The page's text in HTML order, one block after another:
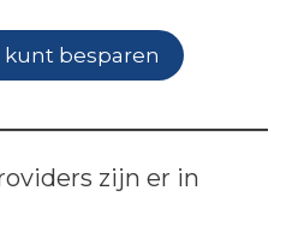
kunt besparen
zijn er in